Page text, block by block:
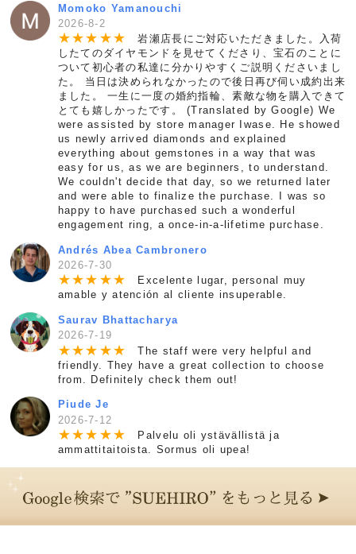
Momoko Yamanouchi
2026-8-2
★★★ ★★
岩瀬店長にご対応いただきました。入荷
したてのダイヤモンドを見せてくださり、宝石のことに
ついて初心者の私達に分かりやすくご説明くださいまし
た。 当日は決められなかったので後日再び伺い成約出来
ました。 一生に一度の婚約指輪、素敵な物を購入できて
とても嬉しかったです。 (Translated by Google) We
were assisted by store manager Iwase. He showed
us newly arrived diamonds and explained
everything about gemstones in a way that was
easy for us, as we are beginners, to understand.
We couldn't decide that day, so we returned later
and were able to finalize the purchase. I was so
happy to have purchased such a wonderful
engagement ring, a once-in-a-lifetime purchase.
Andrés Abea Cambronero
2026-7-30
★★★ ★★
Excelente lugar, personal muy
amable y atención al cliente insuperable.
Saurav Bhattacharya
2026-7-19
★★★ ★★
The staff were very helpful and
friendly. They have a great collection to choose
from. Definitely check them out!
Piude Je
2026-7-12
★★★ ★★
Palvelu oli ystävällistä ja
ammattitaitoista. Sormus oli upea!